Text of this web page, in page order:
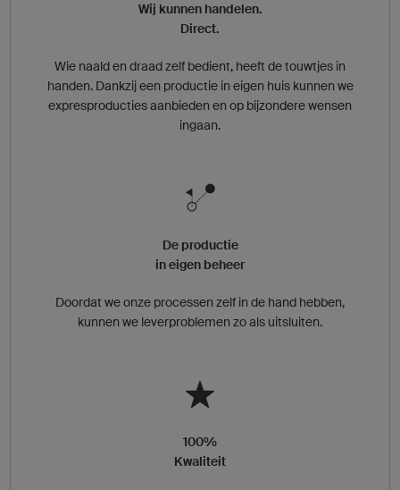
Wij kunnen handelen.
Direct.
Wie naald en draad zelf bedient, heeft de touwtjes in
handen. Dankzij een productie in eigen huis kunnen we
expresproducties aanbieden en op bijzondere wensen
ingaan.
De productie
in eigen beheer
Doordat we onze processen zelf in de hand hebben,
kunnen we leverproblemen zo als uitsluiten.
100%
Kwaliteit